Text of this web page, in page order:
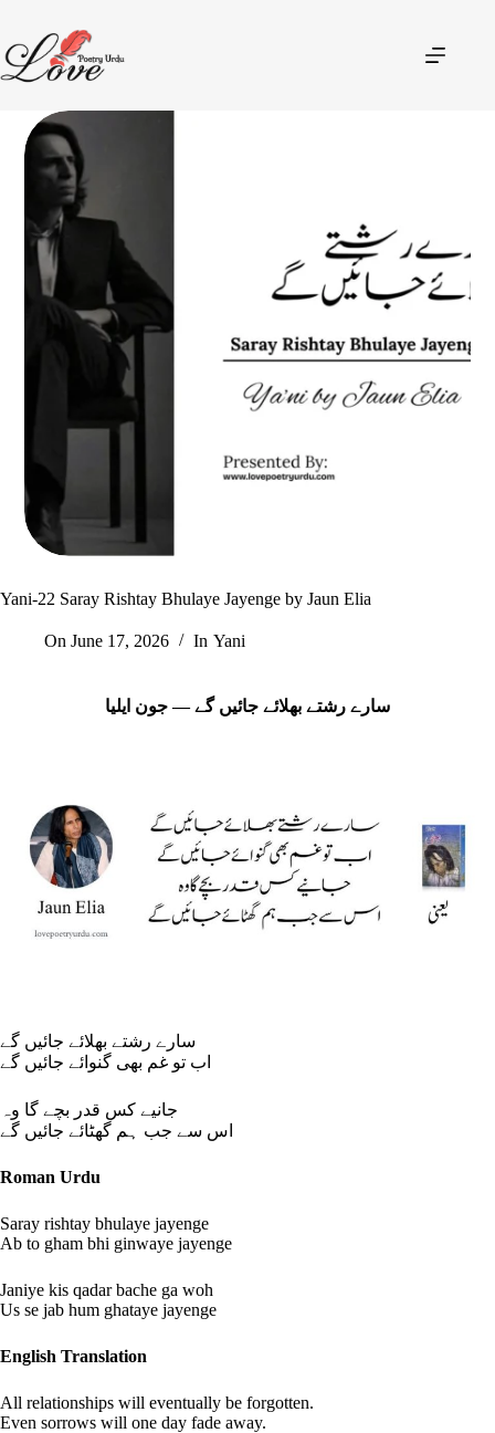
Yani-22 Saray Rishtay Bhulaye Jayenge by Jaun Elia
On June 17, 2026 In Yani
سارے رشتے بھلائے جائیں گے — جون ایلیا
سارے رشتے بھلائے جائیں گے
اب تو غم بھی گنوائے جائیں گے
جانیے کس قدر بچے گا وہ
اس سے جب ہم گھٹائے جائیں گے
Roman Urdu
Saray rishtay bhulaye jayenge
Ab to gham bhi ginwaye jayenge
Janiye kis qadar bache ga woh
Us se jab hum ghataye jayenge
English Translation
All relationships will eventually be forgotten.
Even sorrows will one day fade away.